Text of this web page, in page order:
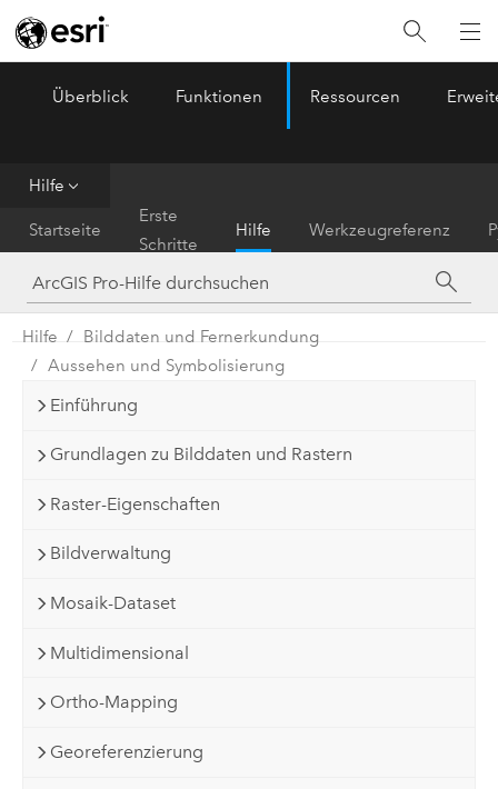
ArcGIS Pro
Überblick Funktionen Ressourcen
Hilfe
Startseite
Erste
Schritte
Hilfe Werkzeugreferenz
Hilfe
Bilddaten und Fernerkundung
Aussehen und Symbolisierung
Einführung
Grundlagen zu Bilddaten und Rastern
Raster-Eigenschaften
Bildverwaltung
Mosaik-Dataset
Multidimensional
Ortho-Mapping
Georeferenzierung